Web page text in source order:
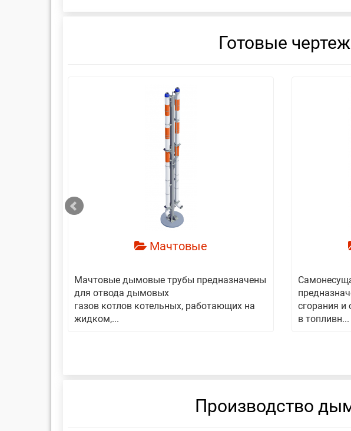
Готовые
Мачтовые
Мачтовые дымовые трубы предназначены
для отвода дымовых
газов котлов котельных, работающих на
жидком,...
сгорания и
в топливн...
Производство